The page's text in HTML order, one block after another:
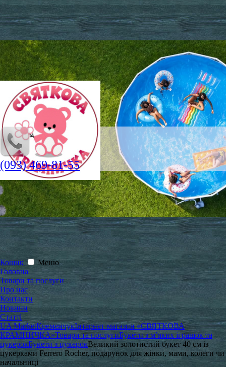
(093) 469-81-55
Кошик
Меню
Головна
Товари та послуги
Про нас
Контакти
Новини
Статті
UA MarketКременчукІнтернет-магазин «СВЯТКОВА
КРАМНИЧКА»Товари та послугиБукети з м’яких іграшок та
цукерокБукети з цукерокВеликий золотистий букет 40 см із
цукерками Ferrero Rocher, подарунок для жінки, мами, колеги чи
начальниці